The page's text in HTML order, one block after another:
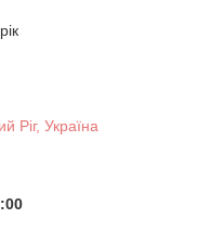
Ріг, Україна